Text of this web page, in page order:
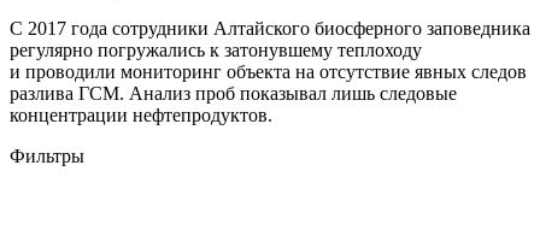
С 2017 года сотрудники Алтайского биосферного заповедника
регулярно погружались к затонувшему теплоходу
и проводили мониторинг объекта на отсутствие явных следов
разлива ГСМ. Анализ проб показывал лишь следовые
концентрации нефтепродуктов.
Фильтры